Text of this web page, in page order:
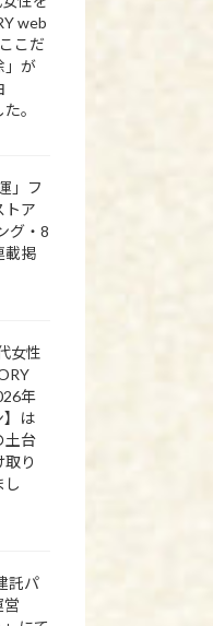
web
こだ
」が
。
」フ
トア
グ・8
載掲
女性
年
】は
土台
り
し
託パ
営